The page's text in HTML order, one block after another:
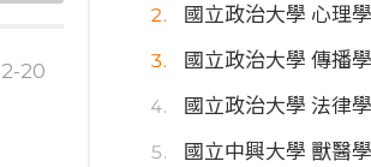
20
國立政治大學 心理
國立政治大學 傳播
國立政治大學 法律
國立中興大學 獸醫